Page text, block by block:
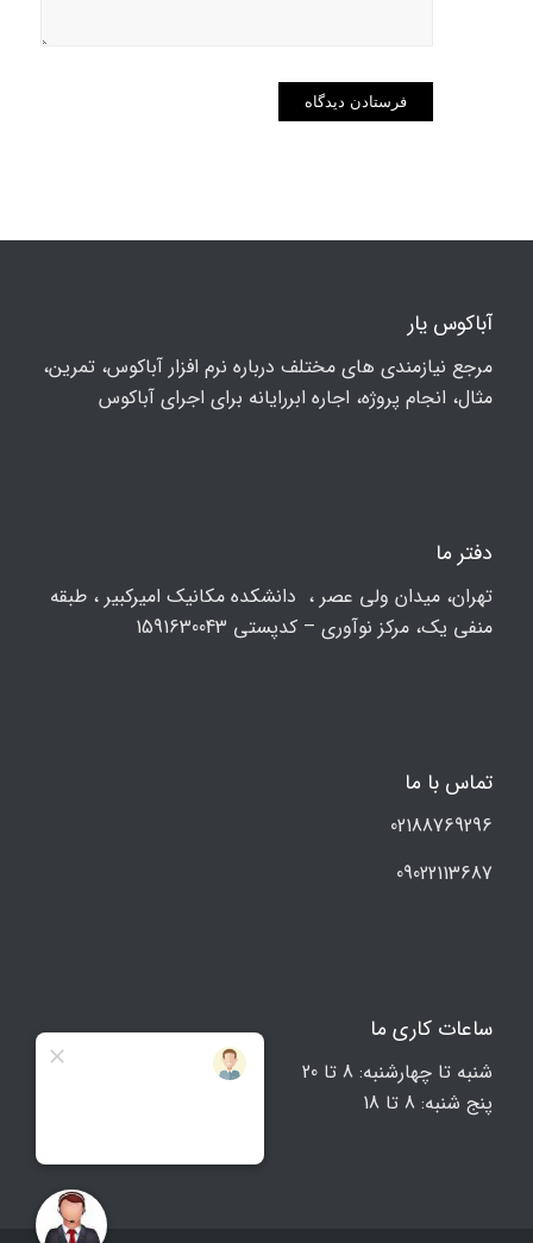
آباکوس یار
مرجع نیازمندی های مختلف درباره نرم افزار آباکوس، تمرین،
مثال، انجام پروژه، اجاره ابررایانه برای اجرای آباکوس
دفتر ما
تهران، ميدان ولي عصر ، دانشکده مكانيك امیرکبیر ، طبقه
منفی یک، مرکز نوآوری – کدپستی 1591630043
تماس با ما
02188769296
09022113687
ساعات کاری ما
شنبه تا چهارشنبه: 8 تا 20
پنج شنبه: 8 تا 18